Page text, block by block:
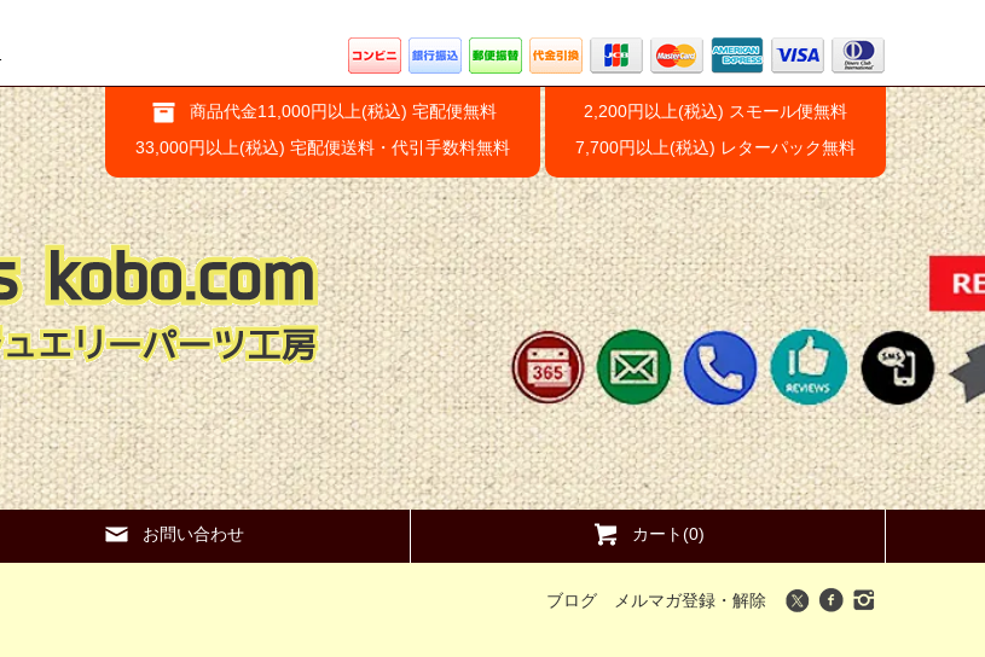
商品代金11,000円以上(税込) 宅配便無料
33,000円以上(税込) 宅配便送料・代引手数料無料
2,200円以上(税込) スモール便無料
7,700円以上(税込) レターパック無料
お問い合わせ カート(0)
ブログ メルマガ登録・解除